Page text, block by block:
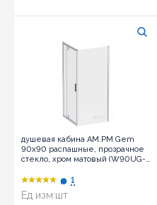
душевая кабина AM.PM Gem
90x90 распашные, прозрачное
стекло, хром матовый (W90UG-
Ед изм:шт
1